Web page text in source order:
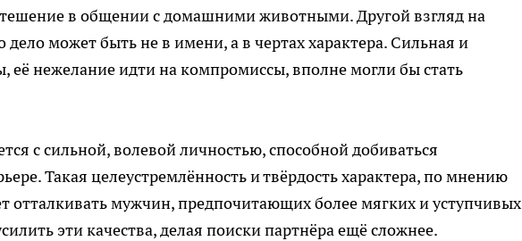
в общении с домашними животными. Другой взгляд на
дело может быть не в имени, а в чертах характера. Сильная и
её нежелание идти на компромиссы, вполне могли бы стать
с сильной, волевой личностью, способной добиваться
Такая целеустремлённость и твёрдость характера, по мнению
отталкивать мужчин, предпочитающих более мягких и уступчивых
эти качества, делая поиски партнёра ещё сложнее.